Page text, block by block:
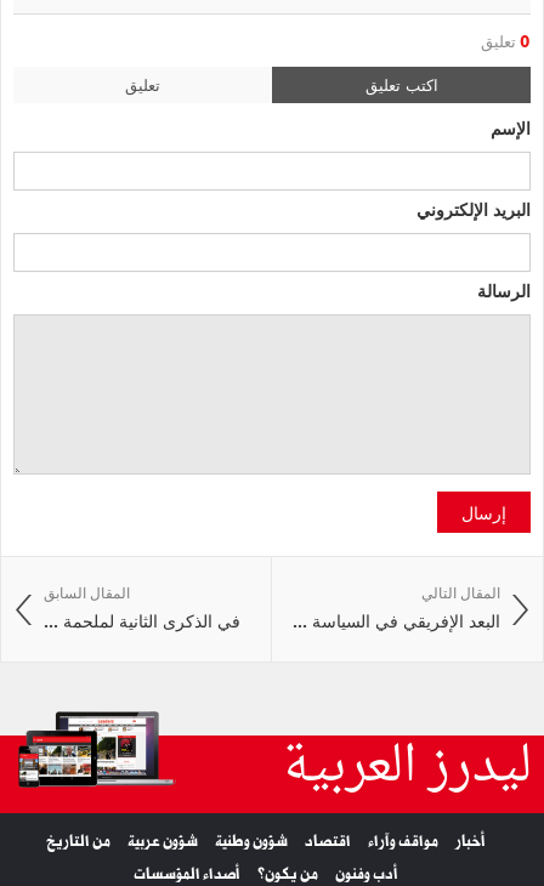
0 تعليق
اكتب تعليق تعليق
الإسم
البريد الإلكتروني
الرسالة
إرسال
المقال السابق
في الذكرى الثانية لملحمة ...
المقال التالي
البعد الإفريقي في السياسة ...
ليدرز العربية
أخبار مواقف وآراء اقتصاد شؤون وطنية شؤون عربية
من التاريخ
أدب وفنون
من يكون؟ أصداء المؤسسات